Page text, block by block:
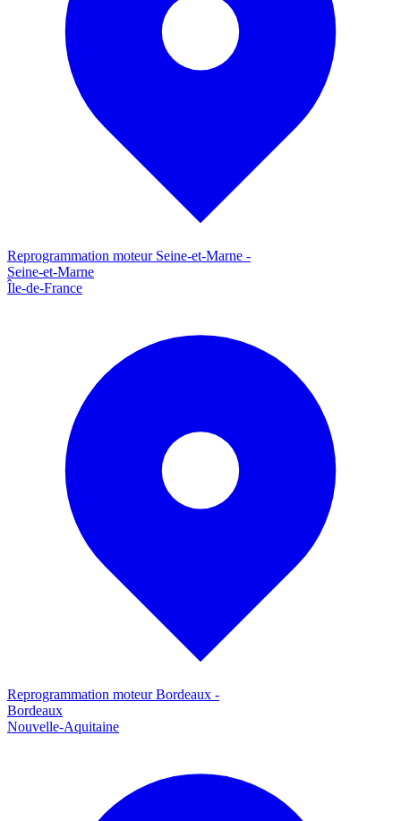
Reprogrammation moteur Seine-et-Marne -
Seine-et-Marne
Île-de-France
Reprogrammation moteurBordeaux -
Bordeaux
Nouvelle-Aquitaine